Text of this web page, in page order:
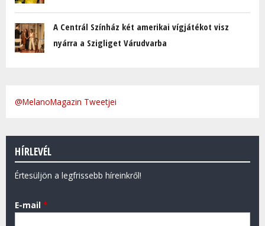
A Centrál Színház két amerikai vígjátékot visz
nyárra a Szigliget Várudvarba
@MelanoMagazin Tweetjei
HÍRLEVÉL
Értesüljön a legfrissebb híreinkről!
E-mail *